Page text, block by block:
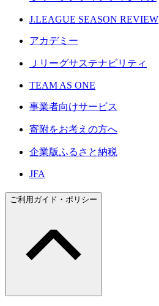
J.LEAGUE SEASON REVIEW
アカデミー
Ｊリーグサステナビリティ
TEAM AS ONE
事業者向けサービス
寄附をお考えの方へ
企業版ふるさと納税
JFA
ご利用ガイド・ポリシー